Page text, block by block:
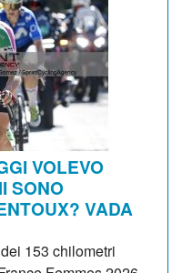
VOLEVO
SONO
VADA
153 chilometri